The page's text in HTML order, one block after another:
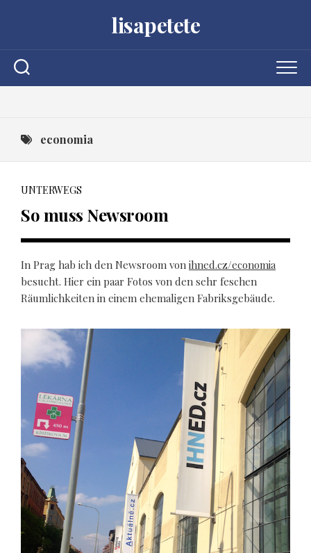
lisapetete
economia
UNTERWEGS
So muss Newsroom
In Prag hab ich den Newsroom von ihned.cz/economia
besucht. Hier ein paar Fotos von den sehr feschen
Räumlichkeiten in einem ehemaligen Fabriksgebäude.